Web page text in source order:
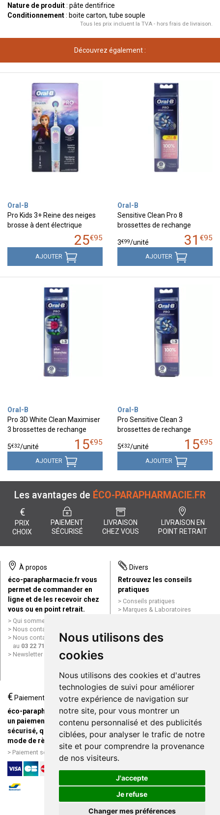
Nous utilisons des
cookies
Nous utilisons des cookies et d'autres
technologies de suivi pour améliorer
votre expérience de navigation sur
notre site, pour vous montrer un
contenu personnalisé et des publicités
ciblées, pour analyser le trafic de notre
site et pour comprendre la provenance
de nos visiteurs.
J'accepte
Je refuse
Changer mes préférences
Nature de produit: pâte dentifrice
Conditionnement: boite carton, tube souple
Tous les prix incluent la TVA - hors frais de livraison.
Découvrez également :
Oral-B
Pro Kids 3+ Reine des neiges
brosse à dent électrique
25€95
AJOUTER
Oral-B
Sensitive Clean Pro 8
brossettes de rechange
31 €95
3€99/unité
AJOUTER
Oral-B
Pro 3D White Clean Maximiser
3 brossettes de rechange
15€95
5€32/unité
AJOUTER
Oral-B
Pro Sensitive Clean 3
brossettes de rechange
15€95
5€32/unité
AJOUTER
Les avantages de ÉCO-PARAPHARMACIE.FR
€
PRIX
CHOIX
PAIEMENT
SÉCURISÉ
LIVRAISON
CHEZ VOUS
LIVRAISON EN
POINT RETRAIT
À propos
éco-parapharmacie.fr vous
permet de commander en
ligne et de les recevoir chez
vous ou en point retrait.
Qui sommes nous ?
Nous contacter par e-mail
Nous contacter par téléphone
au 03 22 71 64 10
Newsletter
Divers
Retrouvez les conseils
pratiques
Conseils pratiques
Marques & Laboratoires
Mentions légales
Données personnelles
ligne
€ Paiement
éco-parapharmacie.fr offre
un paiement entièrement
sécurisé, quel que soit le
mode de règlement
Paiement sécurisé et simple
Livraison / Point retrait
Commandez en ligne et
recevez votre commande
rapidement chez vous ou en
point retrait
Livraison chez vous ou en